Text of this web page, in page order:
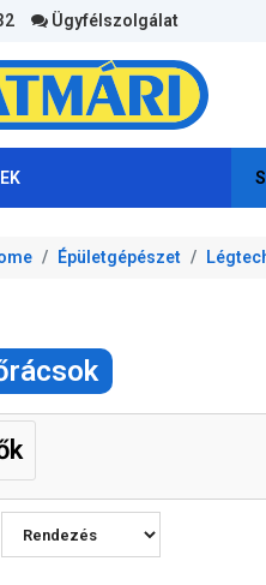
Ügyfélszolgálat
Épületgépészet